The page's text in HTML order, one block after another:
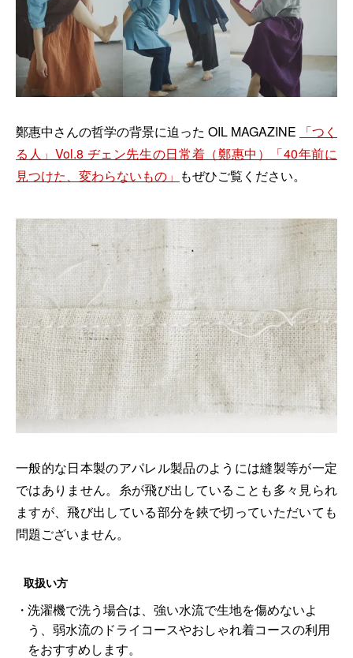
鄭惠中さんの哲学の背景に迫った OIL MAGAZINE
「つく
る人」Vol.8 ヂェン先生の日常着（鄭惠中）「40年前に
見つけた、変わらないもの」 もぜひご覧ください。
一般的な日本製のアパレル製品のようには縫製等が一定
ではありません。糸が飛び出していることも多々見られ
ますが、飛び出している部分を鋏で切っていただいても
問題ございません。
取扱い方
洗濯機で洗う場合は、強い水流で生地を傷めないよ
う、弱水流のドライコースやおしゃれ着コースの利用
をおすすめします。